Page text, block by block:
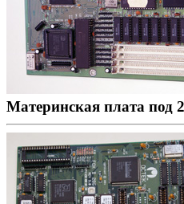
Материнская плата